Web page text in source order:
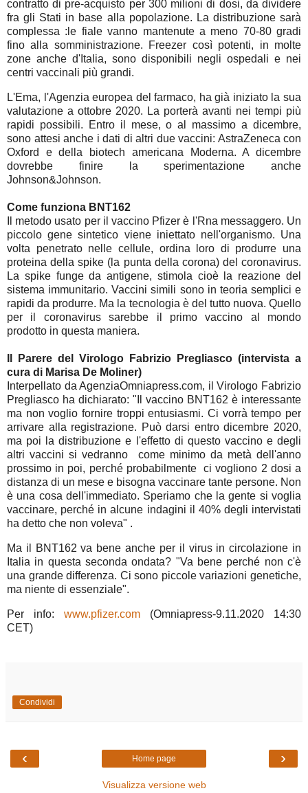
contratto di pre-acquisto per 300 milioni di dosi, da dividere
fra gli Stati in base alla popolazione. La distribuzione sarà
complessa :le fiale vanno mantenute a meno 70-80 gradi
fino alla somministrazione. Freezer così potenti, in molte
zone anche d'Italia, sono disponibili negli ospedali e nei
centri vaccinali più grandi.
L'Ema, l'Agenzia europea del farmaco, ha già iniziato la sua
valutazione a ottobre 2020. La porterà avanti nei tempi più
rapidi possibili. Entro il mese, o al massimo a dicembre,
sono attesi anche i dati di altri due vaccini: AstraZeneca con
Oxford e della biotech americana Moderna. A dicembre
dovrebbe finire la sperimentazione anche
Johnson&Johnson.
Come funziona BNT162
Il metodo usato per il vaccino Pfizer è l'Rna messaggero. Un
piccolo gene sintetico viene iniettato nell'organismo. Una
volta penetrato nelle cellule, ordina loro di produrre una
proteina della spike (la punta della corona) del coronavirus.
La spike funge da antigene, stimola cioè la reazione del
sistema immunitario. Vaccini simili sono in teoria semplici e
rapidi da produrre. Ma la tecnologia è del tutto nuova. Quello
per il coronavirus sarebbe il primo vaccino al mondo
prodotto in questa maniera.
Il Parere del Virologo Fabrizio Pregliasco (intervista a
cura di Marisa De Moliner)
Interpellato da AgenziaOmniapress.com, il Virologo Fabrizio
Pregliasco ha dichiarato: "Il vaccino BNT162 è interessante
ma non voglio fornire troppi entusiasmi. Ci vorrà tempo per
arrivare alla registrazione. Può darsi entro dicembre 2020,
ma poi la distribuzione e l'effetto di questo vaccino e degli
altri vaccini si vedranno come minimo da metà dell'anno
prossimo in poi, perché probabilmente ci vogliono 2 dosi a
distanza di un mese e bisogna vaccinare tante persone. Non
è una cosa dell'immediato. Speriamo che la gente si voglia
vaccinare, perché in alcune indagini il 40% degli intervistati
ha detto che non voleva" .
Ma il BNT162 va bene anche per il virus in circolazione in
Italia in questa seconda ondata? "Va bene perché non c'è
una grande differenza. Ci sono piccole variazioni genetiche,
ma niente di essenziale".
Per info: www.pfizer.com (Omniapress-9.11.2020 14:30
CET)
Condividi
‹ ›
Home page
Visualizza versione web